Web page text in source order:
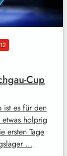
Cup
ist es für den
holprig
ersten Tage
…